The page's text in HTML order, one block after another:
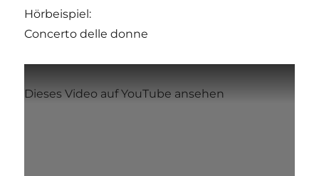
Hörbeispiel:
Concerto delle donne
Dieses Video auf YouTube ansehen